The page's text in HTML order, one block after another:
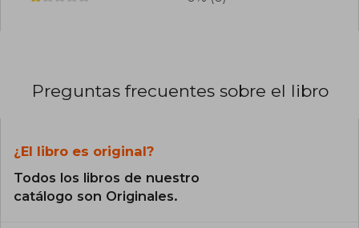
Preguntas frecuentes sobre el libro
¿El libro es original?
Todos los libros de nuestro
catálogo son Originales.